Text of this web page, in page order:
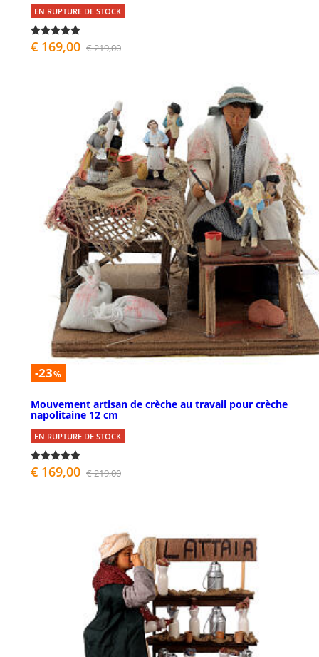
EN RUPTURE DE STOCK
€ 169,00 € 219,00
-23%
Mouvement artisan de crèche au travail pour crèche
napolitaine 12 cm
EN RUPTURE DE STOCK
€ 169,00 € 219,00